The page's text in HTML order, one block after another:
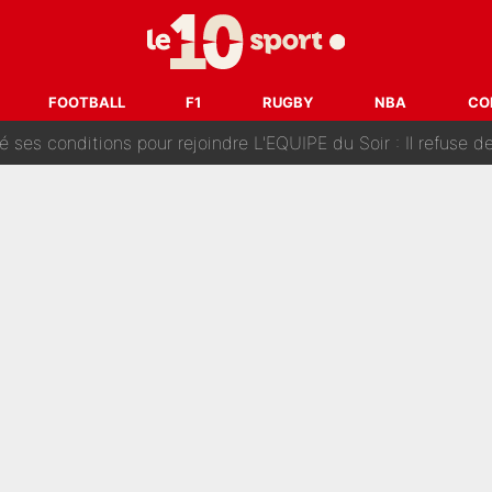
FOOTBALL F1 RUGBY NBA
Voice Kids : Contacté par Matt Pokora, Kylian Mbappé a
terminé, DAZN a fait son choix pour Benjamin Da Silva et
conditions pour rejoindre L'EQUIPE du Soir : Il refuse de faire